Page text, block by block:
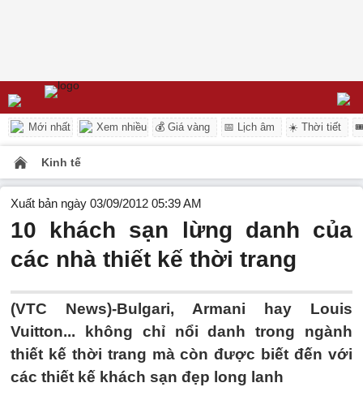
Mới nhất Xem nhiều 💰 Giá vàng 📅 Lịch âm ☀️ Thời tiết
Kinh tế
Xuất bản ngày 03/09/2012 05:39 AM
10 khách sạn lừng danh của
các nhà thiết kế thời trang
(VTC News)-Bulgari, Armani hay Louis
Vuitton... không chỉ nổi danh trong ngành
thiết kế thời trang mà còn được biết đến với
các thiết kế khách sạn đẹp long lanh